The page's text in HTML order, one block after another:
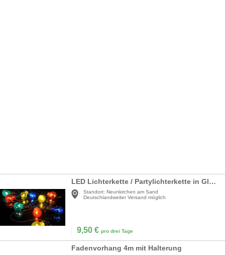
LED Lichterkette / Partylichterkette in Glühlampenoptik
Standort: Neunkirchen am Sand
Deutschlandweiter Versand möglich
9,50 € pro drei Tage
Fadenvorhang 4m mit Halterung